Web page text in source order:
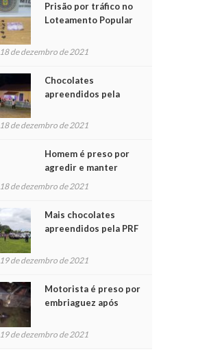
Prisão por tráfico no
Loteamento Popular
18 de dezembro de 2021
Chocolates
apreendidos pela
para crianças na
18 de dezembro de 2021
Homem é preso por
agredir e manter
mulher em cárcere
18 de dezembro de 2021
Mais chocolates
apreendidos pela PRF
crianças no Natal
19 de dezembro de 2021
Motorista é preso por
embriaguez após
feridos
19 de dezembro de 2021